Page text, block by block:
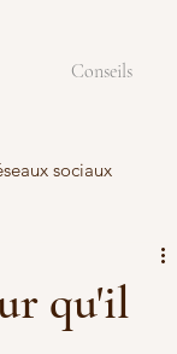
Conseils
sociaux
qu'il